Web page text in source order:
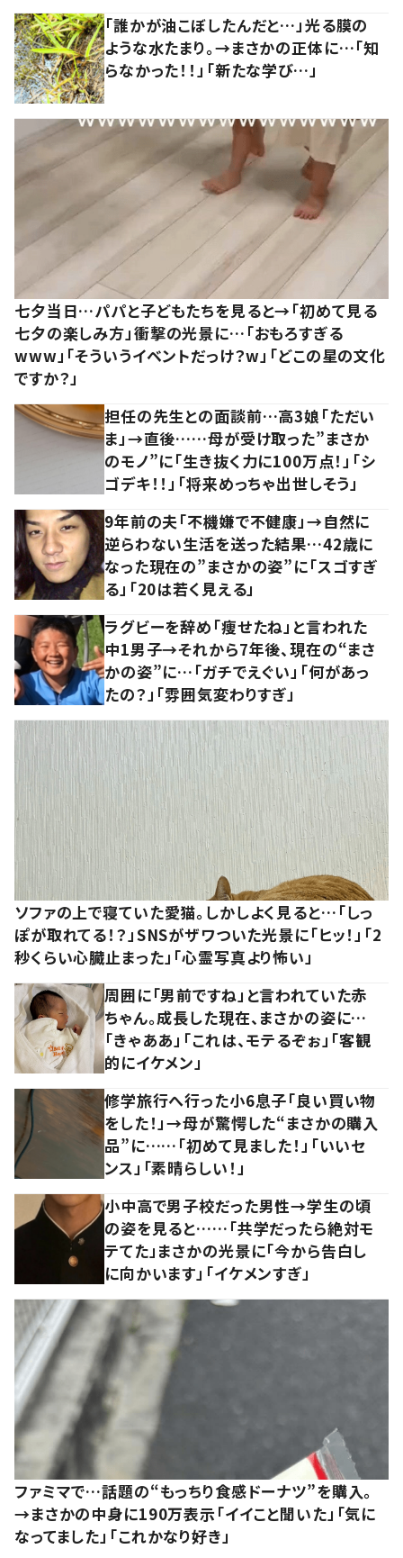
「誰かが油こぼしたんだと…」光る膜の
ような水たまり。→まさかの正体に…「知
らなかった！！」「新たな学び…」
七夕当日…パパと子どもたちを見ると→「初めて見る
七夕の楽しみ方」衝撃の光景に…「おもろすぎる
www」「そういうイベントだっけ？w」「どこの星の文化
ですか？」
担任の先生との面談前…高3娘「ただい
ま」→直後……母が受け取った”まさか
のモノ”に「生き抜く力に100万点！」「シ
ゴデキ！！」「将来めっちゃ出世しそう」
9年前の夫「不機嫌で不健康」→自然に
逆らわない生活を送った結果…42歳に
なった現在の”まさかの姿”に「スゴすぎ
る」「20は若く見える」
ラグビーを辞め「痩せたね」と言われた
中1男子→それから7年後、現在の“まさ
かの姿”に…「ガチでえぐい」「何があっ
たの？」「雰囲気変わりすぎ」
ソファの上で寝ていた愛猫。しかしよく見ると…「しっ
ぽが取れてる！？」SNSがザワついた光景に「ヒッ！」「2
秒くらい心臓止まった」「心霊写真より怖い」
周囲に「男前ですね」と言われていた赤
ちゃん。成長した現在、まさかの姿に…
「きゃああ」「これは、モテるぞぉ」「客観
的にイケメン」
修学旅行へ行った小6息子「良い買い物
をした！」→母が驚愕した“まさかの購入
品”に……「初めて見ました！」「いいセ
ンス」「素晴らしい！」
小中高で男子校だった男性→学生の頃
の姿を見ると……「共学だったら絶対モ
テてた」まさかの光景に「今から告白し
に向かいます」「イケメンすぎ」
ファミマで…話題の“もっちり食感ドーナツ”を購入。
→まさかの中身に190万表示「イイこと聞いた」「気に
なってました」「これかなり好き」